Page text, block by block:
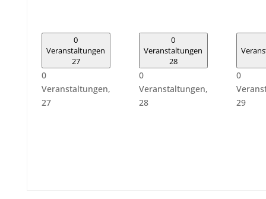
0
Veranstaltungen
27
0
Veranstaltungen,
27
0
Veranstaltungen
28
0
Veranstaltungen,
28
0
29